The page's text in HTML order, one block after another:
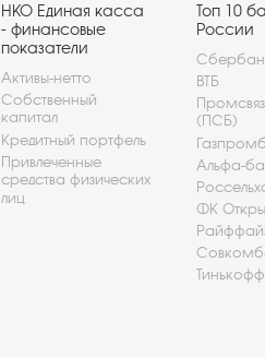
НКО Единая касса
- финансовые
показатели
Активы-нетто
Собственный
капитал
Кредитный портфель
Привлеченные
средства физических
лиц
Топ 10
России
ВТБ
(ПСБ)
Альфа-
ФК